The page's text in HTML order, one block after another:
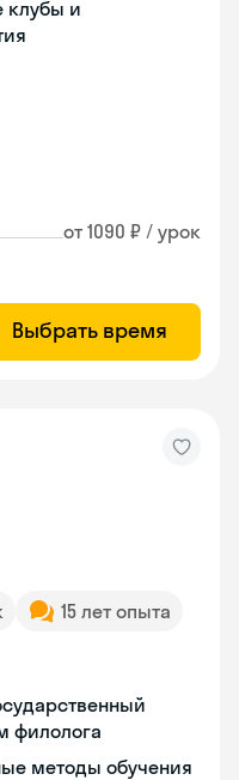
клубы и
от 1090 ₽ / урок
Выбрать время
15 лет опыта
филолога
методы обучения